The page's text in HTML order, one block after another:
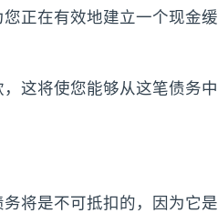
正在有效地建立一个现金
这将使您能够从这笔债务
将是不可抵扣的，因为它